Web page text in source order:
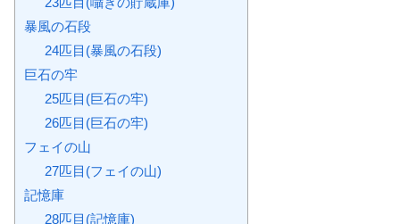
暴風の石段
24匹目(暴風の石段)
巨石の牢
25匹目(巨石の牢)
26匹目(巨石の牢)
フェイの山
27匹目(フェイの山)
記憶庫
28匹目(記憶庫)